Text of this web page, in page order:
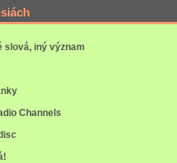
slová, iný význam
Channels